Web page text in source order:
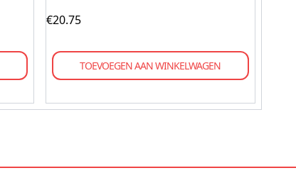
€20.75
TOEVOEGEN AAN WINKELWAGEN